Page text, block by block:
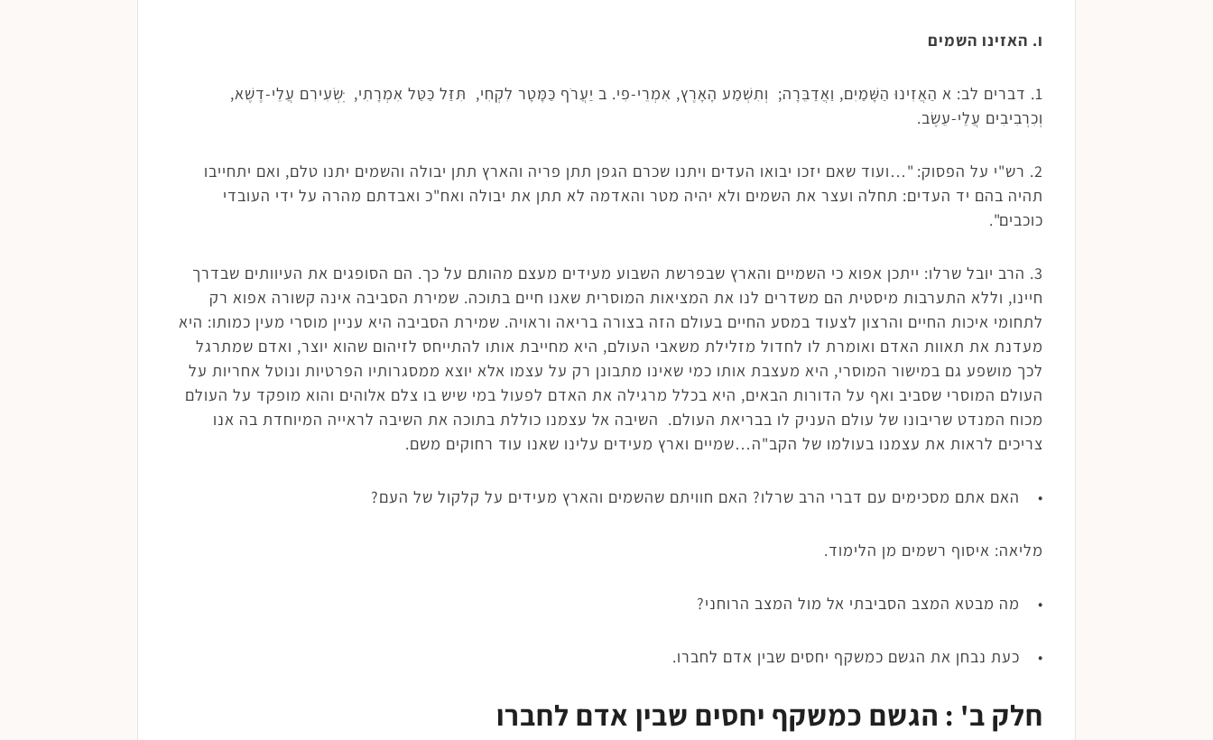
ו. האזינו השמים
1. דברים לב: א הַאֲזִינוּ הַשָּׁמַיִם, וַאֲדַבֵּרָה; וְתִשְׁמַע הָאָרֶץ, אִמְרֵי-פִי. ב יַעֲרֹף כַּמָּטָר לִקְחִי, תִּזַּל כַּטַּל אִמְרָתִי, ִּשְׂעִירִם עֲלֵי-דֶשֶׁא,
וְכִרְבִיבִים עֲלֵי-עֵשֶׂב.
2. רש"י על הפסוק: "…ועוד שאם יזכו יבואו העדים ויתנו שכרם הגפן תתן פריה והארץ תתן יבולה והשמים יתנו טלם, ואם יתחייבו
תהיה בהם יד העדים: תחלה ועצר את השמים ולא יהיה מטר והאדמה לא תתן את יבולה ואח"כ ואבדתם מהרה על ידי העובדי
כוכבים".
3. הרב יובל שרלו: ייתכן אפוא כי השמיים והארץ שבפרשת השבוע מעידים מעצם מהותם על כך. הם הסופגים את העיוותים שבדרך
חיינו, וללא התערבות מיסטית הם משדרים לנו את המציאות המוסרית שאנו חיים בתוכה. שמירת הסביבה אינה קשורה אפוא רק
לתחומי איכות החיים והרצון לצעוד במסע החיים בעולם הזה בצורה בריאה וראויה. שמירת הסביבה היא עניין מוסרי מעין כמותו: היא
מעדנת את תאוות האדם ואומרת לו לחדול מזלילת משאבי העולם, היא מחייבת אותו להתייחס לזיהום שהוא יוצר, ואדם שמתרגל
לכך מושפע גם במישור המוסרי, היא מעצבת אותו כמי שאינו מתבונן רק על עצמו אלא יוצא ממסגרותיו הפרטיות ונוטל אחריות על
העולם המוסרי שסביב ואף על הדורות הבאים, היא בכלל מרגילה את האדם לפעול במי שיש בו צלם אלוהים והוא מופקד על העולם
מכוח המנדט שריבונו של עולם העניק לו בבריאת העולם. השיבה אל עצמנו כוללת בתוכה את השיבה לראייה המיוחדת בה אנו
צריכים לראות את עצמנו בעולמו של הקב"ה…שמיים וארץ מעידים עלינו שאנו עוד רחוקים משם.
• האם אתם מסכימים עם דברי הרב שרלו? האם חוויתם שהשמים והארץ מעידים על קלקול של העם?
מליאה: איסוף רשמים מן הלימוד.
• מה מבטא המצב הסביבתי אל מול המצב הרוחני?
• כעת נבחן את הגשם כמשקף יחסים שבין אדם לחברו.
חלק ב' : הגשם כמשקף יחסים שבין אדם לחברו